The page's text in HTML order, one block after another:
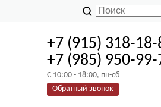
+7 (915) 318-18-
+7 (985) 950-99-
C 10:00 - 18:00, пн-сб
Обратный звонок